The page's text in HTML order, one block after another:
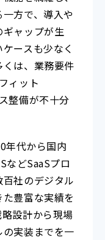
方で、導入や
ャップが生
ースも少なく
は、業務要件
ィット
整備が不十分
年代から国内
などSaaSプロ
社のデジタル
豊富な実績を
設計から現場
実装までを一